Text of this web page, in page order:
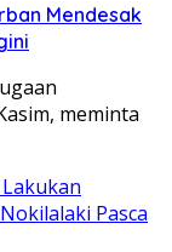
Mendesak
meminta